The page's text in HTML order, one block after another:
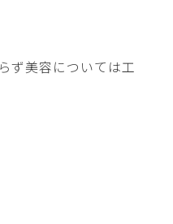
ず美容については工